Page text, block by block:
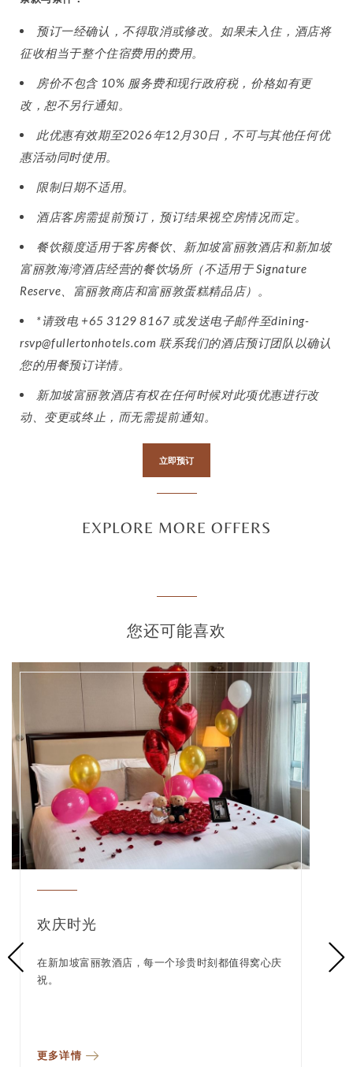
预订一经确认，不得取消或修改。如果未入住，酒店将
征收相当于整个住宿费用的费用。
房价不包含 10% 服务费和现行政府税，价格如有更
改，恕不另行通知。
此优惠有效期至2026年12月30日，不可与其他任何优
惠活动同时使用。
限制日期不适用。
酒店客房需提前预订，预订结果视空房情况而定。
餐饮额度适用于客房餐饮、新加坡富丽敦酒店和新加坡
富丽敦海湾酒店经营的餐饮场所（不适用于 Signature
Reserve、富丽敦商店和富丽敦蛋糕精品店）。
*请致电 +65 3129 8167 或发送电子邮件至dining-
rsvp@fullertonhotels.com 联系我们的酒店预订团队以确认
您的用餐预订详情。
新加坡富丽敦酒店有权在任何时候对此项优惠进行改
动、变更或终止，而无需提前通知。
立即预订
EXPLORE MORE OFFERS
您还可能喜欢
欢庆时光
在新加坡富丽敦酒店，每一个珍贵时刻都值得窝心庆
祝。
更多详情